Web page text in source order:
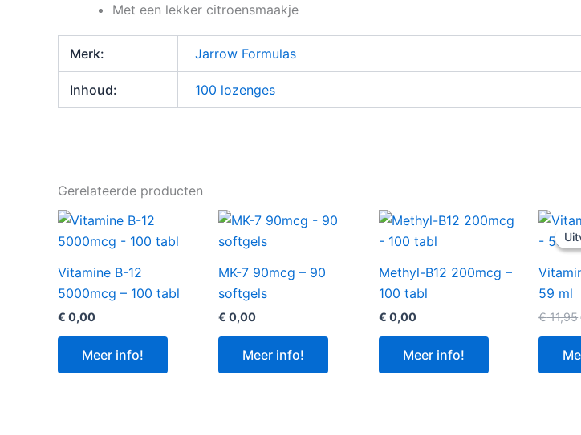
Met een lekker citroensmaakje
Merk: Jarrow Formulas
Inhoud: 100 lozenges
Gerelateerde producten
Vitamine B-12
5000mcg – 100 tabl
€ 0,00
Meer info!
MK-7 90mcg – 90
softgels
€ 0,00
Meer info!
Methyl-B12 200mcg –
100 tabl
€ 0,00
Meer info!
59 ml
€11,95